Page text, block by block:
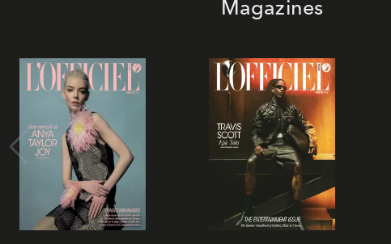
Magazines